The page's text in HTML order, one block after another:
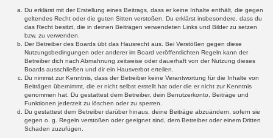
Du erklärst mit der Erstellung eines Beitrags, dass er keine Inhalte enthält, die gegen
geltendes Recht oder die guten Sitten verstoßen. Du erklärst insbesondere, dass du
das Recht besitzt, die in deinen Beiträgen verwendeten Links und Bilder zu setzen
bzw. zu verwenden.
Der Betreiber des Boards übt das Hausrecht aus. Bei Verstößen gegen diese
Nutzungsbedingungen oder anderer im Board veröffentlichten Regeln kann der
Betreiber dich nach Abmahnung zeitweise oder dauerhaft von der Nutzung dieses
Boards ausschließen und dir ein Hausverbot erteilen.
Du nimmst zur Kenntnis, dass der Betreiber keine Verantwortung für die Inhalte von
Beiträgen übernimmt, die er nicht selbst erstellt hat oder die er nicht zur Kenntnis
genommen hat. Du gestattest dem Betreiber, dein Benutzerkonto, Beiträge und
Funktionen jederzeit zu löschen oder zu sperren.
Du gestattest dem Betreiber darüber hinaus, deine Beiträge abzuändern, sofern sie
gegen o. g. Regeln verstoßen oder geeignet sind, dem Betreiber oder einem Dritten
Schaden zuzufügen.